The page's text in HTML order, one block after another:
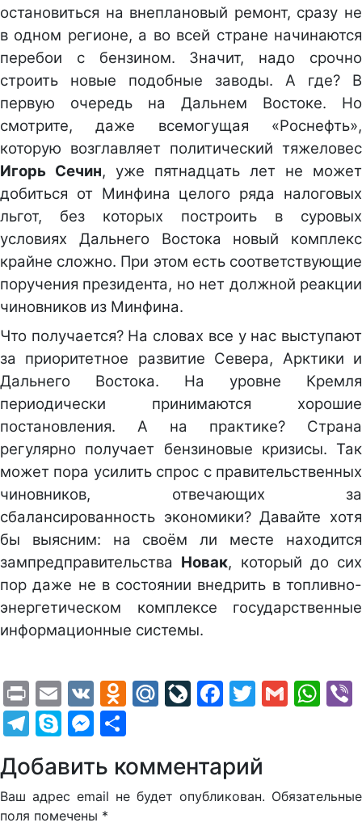
остановиться на внеплановый ремонт, сразу не
в одном регионе, а во всей стране начинаются
перебои с бензином. Значит, надо срочно
строить новые подобные заводы. А где? В
первую очередь на Дальнем Востоке. Но
смотрите, даже всемогущая «Роснефть»,
которую возглавляет политический тяжеловес
Игорь Сечин, уже пятнадцать лет не может
добиться от Минфина целого ряда налоговых
льгот, без которых построить в суровых
условиях Дальнего Востока новый комплекс
крайне сложно. При этом есть соответствующие
поручения президента, но нет должной реакции
чиновников из Минфина.
Что получается? На словах все у нас выступают
за приоритетное развитие Севера, Арктики и
Дальнего Востока. На уровне Кремля
периодически принимаются хорошие
постановления. А на практике? Страна
регулярно получает бензиновые кризисы. Так
может пора усилить спрос с правительственных
чиновников, отвечающих за
сбалансированность экономики? Давайте хотя
бы выясним: на своём ли месте находится
зампредправительства Новак, который до сих
пор даже не в состоянии внедрить в топливно-
энергетическом комплексе государственные
информационные системы.
PrintEmail
VK Odnoklassniki
Mail.Ru
LiveJournal
Facebook
Twitter
Gmail
Telegram
SkypeMessenger
Добавить комментарий
Ваш адрес email не будет опубликован. Обязательные
поля помечены *